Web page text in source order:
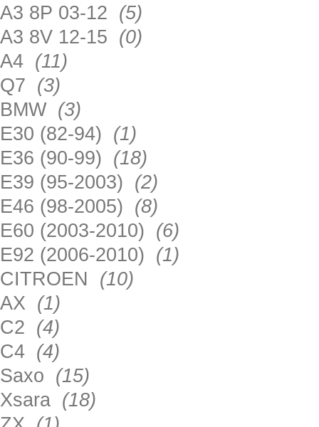
A3 8P 03-12 (5)
A3 8V 12-15 (0)
A4 (11)
Q7 (3)
BMW (3)
E30 (82-94) (1)
E36 (90-99) (18)
E39 (95-2003) (2)
E46 (98-2005) (8)
E60 (2003-2010) (6)
E92 (2006-2010) (1)
CITROEN (10)
AX (1)
C2 (4)
C4 (4)
Saxo (15)
Xsara (18)